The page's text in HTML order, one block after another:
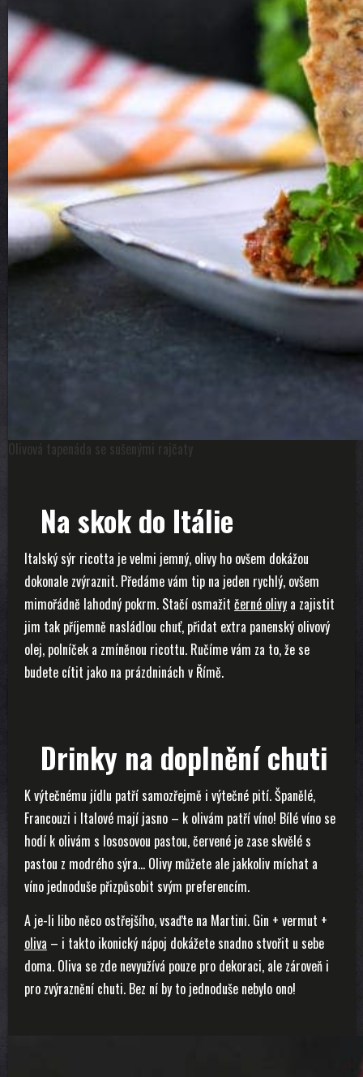
Olivová tapenáda se sušenými rajčaty
Na skok do Itálie
Italský sýr ricotta je velmi jemný, olivy ho ovšem dokážou
dokonale zvýraznit. Předáme vám tip na jeden rychlý, ovšem
mimořádně lahodný pokrm. Stačí osmažit černé olivy a zajistit
jim tak příjemně nasládlou chuť, přidat extra panenský olivový
olej, polníček a zmíněnou ricottu. Ručíme vám za to, že se
budete cítit jako na prázdninách v Římě.
Drinky na doplnění chuti
K výtečnému jídlu patří samozřejmě i výtečné pití. Španělé,
Francouzi i Italové mají jasno – k olivám patří víno! Bílé víno se
hodí k olivám s lososovou pastou, červené je zase skvělé s
pastou z modrého sýra… Olivy můžete ale jakkoliv míchat a
víno jednoduše přizpůsobit svým preferencím.
A je-li libo něco ostřejšího, vsaďte na Martini. Gin + vermut +
oliva – i takto ikonický nápoj dokážete snadno stvořit u sebe
doma. Oliva se zde nevyužívá pouze pro dekoraci, ale zároveň i
pro zvýraznění chuti. Bez ní by to jednoduše nebylo ono!